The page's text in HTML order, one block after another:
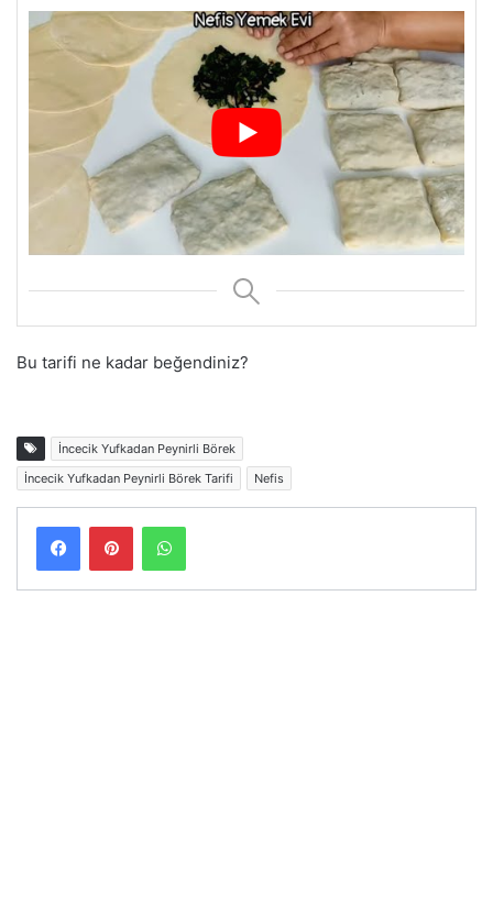
Bu tarifi ne kadar beğendiniz?
İncecik Yufkadan Peynirli Börek
İncecik Yufkadan Peynirli Börek Tarifi
Nefis
FacebookPinterestWhatsApp